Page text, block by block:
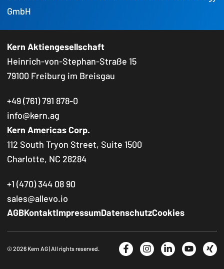
GmbH
Kern Aktiengesellschaft
Heinrich-von-Stephan-Straße 15
79100 Freiburg im Breisgau
+49 (761) 791 878-0
info@kern.ag
Kern Americas Corp.
112 South Tryon Street, Suite 1500
Charlotte, NC 28284
+1 (470) 344 08 90
sales@allevo.io
Footer Navigation
AGBKontakt ImpressumDatenschutzCookies
© 2026 Kern AG | All rights reserved. Social Media
FacebookInstagram
LinkedInYouTube